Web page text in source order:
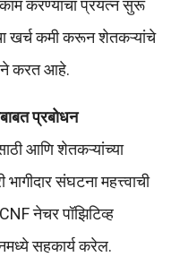
काम करण्याचा प्रयत्न सुरू
खर्च कमी करून शेतकऱ्यांचे
करत आहे.
प्रबोधन
आणि शेतकऱ्यांच्या
संघटना महत्त्वाची
नेचर पॉझिटिव्ह
सहकार्य करेल.